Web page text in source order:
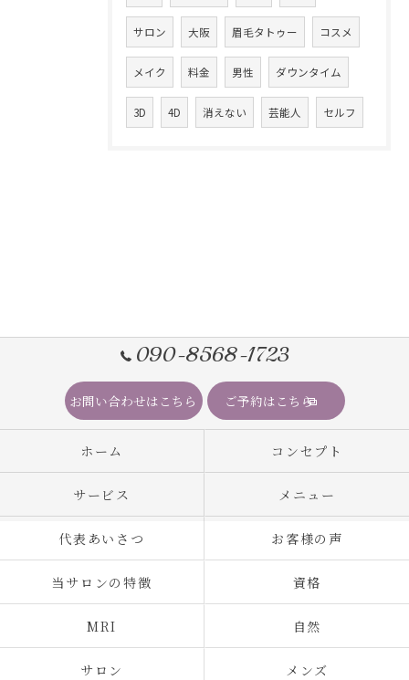
サロン 大阪 眉毛タトゥー コスメ
メイク 料金 男性 ダウンタイム
3D 4D 消えない 芸能人 セルフ
090-8568-1723
お問い合わせはこちら ご予約はこちら
ホーム コンセプト
サービス メニュー
代表あいさつ お客様の声
当サロンの特徴 資格
MRI 自然
サロン メンズ